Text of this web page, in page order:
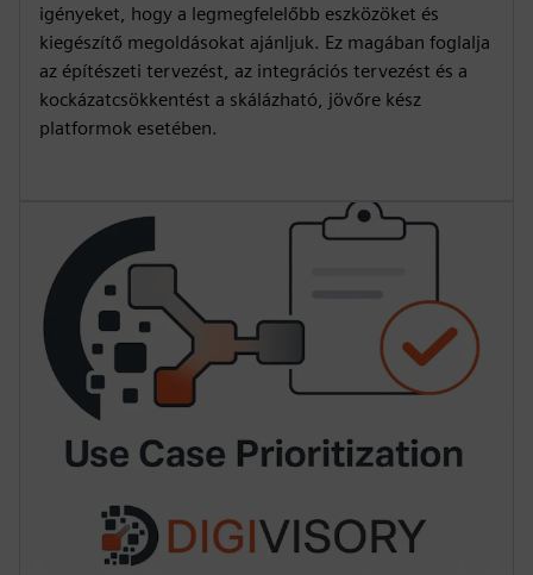
igényeket, hogy a legmegfelelőbb eszközöket és
kiegészítő megoldásokat ajánljuk. Ez magában foglalja
az építészeti tervezést, az integrációs tervezést és a
kockázatcsökkentést a skálázható, jövőre kész
platformok esetében.